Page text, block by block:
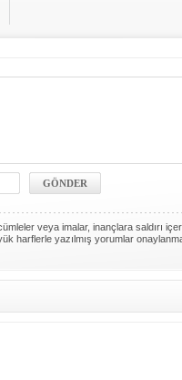
veya imalar, inançlara saldırı
harflerle yazılmış yorumlar